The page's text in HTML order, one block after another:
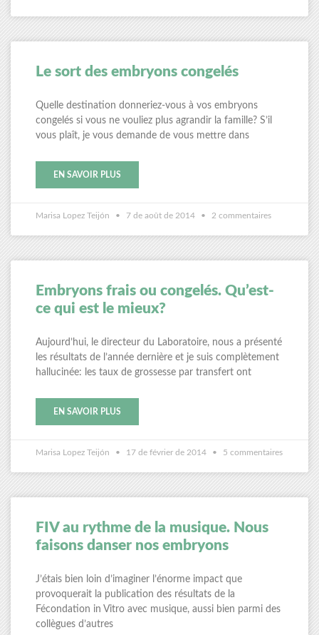
Le sort des embryons congelés
Quelle destination donneriez-vous à vos embryons
congelés si vous ne vouliez plus agrandir la famille? S’il
vous plaît, je vous demande de vous mettre dans
EN SAVOIR PLUS
Marisa Lopez Teijón 7 de août de 2014 2 commentaires
Embryons frais ou congelés. Qu’est-
ce qui est le mieux?
Aujourd’hui, le directeur du Laboratoire, nous a présenté
les résultats de l’année dernière et je suis complètement
hallucinée: les taux de grossesse par transfert ont
EN SAVOIR PLUS
Marisa Lopez Teijón 17 de février de 2014 5 commentaires
FIV au rythme de la musique. Nous
faisons danser nos embryons
J’étais bien loin d’imaginer l’énorme impact que
provoquerait la publication des résultats de la
Fécondation in Vitro avec musique, aussi bien parmi des
collègues d’autres